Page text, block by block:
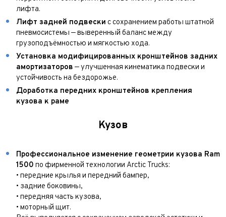
лифта.
Лифт задней подвески с сохранением работы штатной
пневмосистемы — выверенный баланс между
грузоподъёмностью и мягкостью хода.
Установка модифицированных кронштейнов задних
амортизаторов — улучшенная кинематика подвески и
устойчивость на бездорожье.
Доработка передних кронштейнов крепления
кузова к раме
Кузов
Профессиональное изменение геометрии кузова Ram
1500 по фирменной технологии Arctic Trucks:
• передние крылья и передний бампер,
• задние боковины,
• передняя часть кузова,
• моторный щит.
Ваш город
Для Вашего удобства мы перезвоним Вам в рабочее
время, если будем знать Ваш часовой пояс.
Принимаю условиясоглашения
Отправить
Марка и Модель*
Год выпуска*
Пробег*
персональных данных
Год выпуска
Пробег
Количество владельцев
персональных данных
Отправить
Ваше сообщение отправлено!